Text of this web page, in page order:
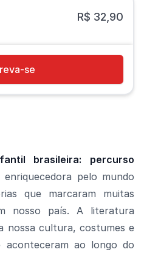
R$ 32,90
se
brasileira: percurso
pelo mundo
que marcaram muitas
nosso país. A literatura
nossa cultura, costumes e
aconteceram ao longo do